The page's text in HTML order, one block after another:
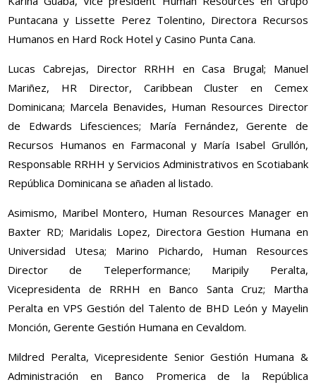
Puntacana y Lissette Perez Tolentino, Directora Recursos
Humanos en Hard Rock Hotel y Casino Punta Cana.
Lucas Cabrejas, Director RRHH en Casa Brugal; Manuel
Mariñez, HR Director, Caribbean Cluster en Cemex
Dominicana; Marcela Benavides, Human Resources Director
de Edwards Lifesciences; María Fernández, Gerente de
Recursos Humanos en Farmaconal y María Isabel Grullón,
Responsable RRHH y Servicios Administrativos en Scotiabank
República Dominicana se añaden al listado.
Asimismo, Maribel Montero, Human Resources Manager en
Baxter RD; Maridalis Lopez, Directora Gestion Humana en
Universidad Utesa; Marino Pichardo, Human Resources
Director de Teleperformance; Maripily Peralta,
Vicepresidenta de RRHH en Banco Santa Cruz; Martha
Peralta en VPS Gestión del Talento de BHD León y Mayelin
Monción, Gerente Gestión Humana en Cevaldom.
Mildred Peralta, Vicepresidente Senior Gestión Humana &
Administración en Banco Promerica de la República